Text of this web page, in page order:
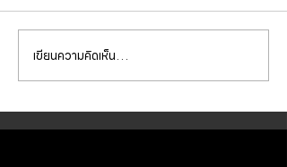
BMW G30 520d เข้ารับการ
เปลี่ยนถ่ายน้ำมัน
เครื่องVOLTRONIC 5W40
และไส้กรองต่างๆ
เขียนความคิดเห็น…